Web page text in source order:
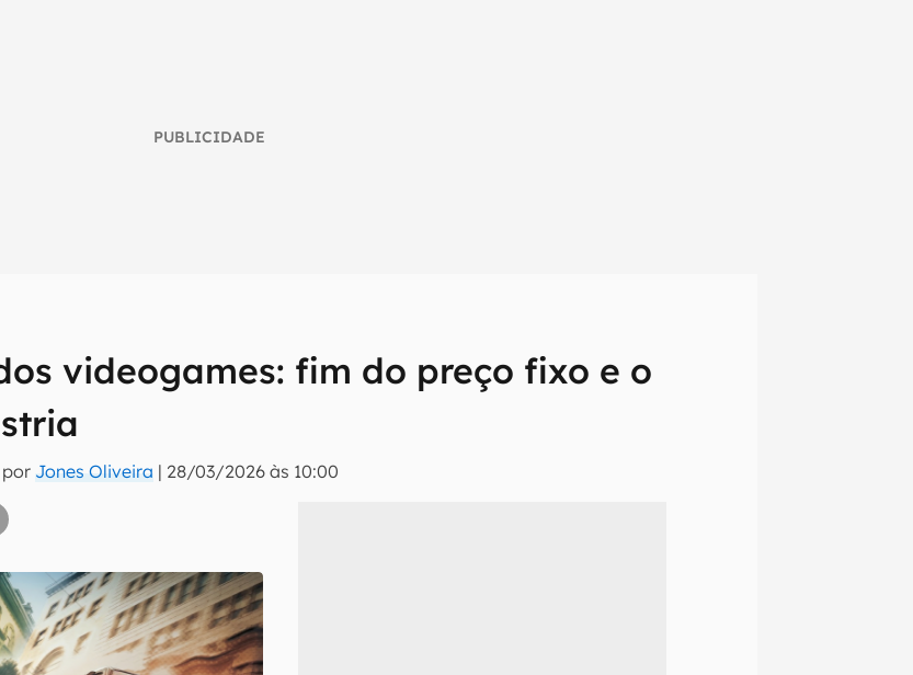
PUBLICIDADE
videogames: fim do preço fixo e o
por Jones Oliveira | 28/03/2026 às 10:00
do mundo tech!
e receba notícias e reviews sobre tecnologia em primeira
inscreva-se
com os Termos de Uso e Política de Privacidade do Canaltech.